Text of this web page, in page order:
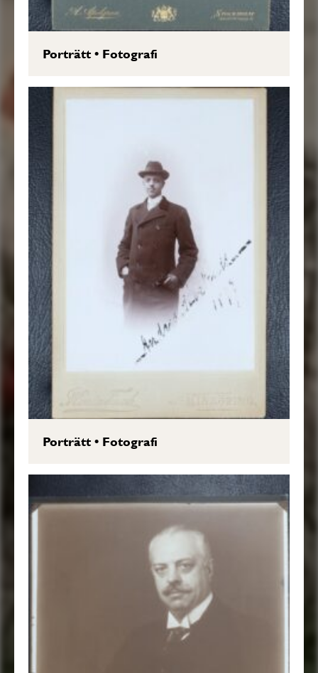
Porträtt• Fotografi
Porträtt• Fotografi